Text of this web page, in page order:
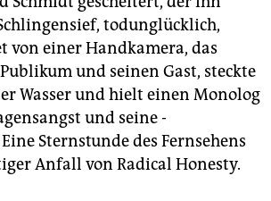
todunglücklich,
von einer Handkamera, das
und seinen Gast, steckte
Wasser und hielt einen Monolog
und seine
Sternstunde des Fernsehens
Anfall von Radical Honesty.